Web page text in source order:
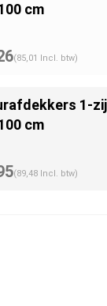
cm
(85,01 Incl. btw)
1-
cm
(89,48 Incl. btw)